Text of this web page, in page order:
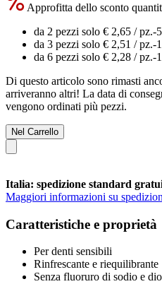
Approfitta dello sconto
da 2 pezzi solo € 2,65 / pz.-
da 3 pezzi solo € 2,51 / pz.-
da 6 pezzi solo € 2,28 / pz.-
Di questo articolo sono rimasti
arriveranno altri! La data di
vengono ordinati più pezzi.
Nel Carrello
Italia: spedizione standard
Maggiori informazioni su
Caratteristiche e proprietà
Per denti sensibili
Rinfrescante e riequilibrante
Senza fluoruro di sodio e